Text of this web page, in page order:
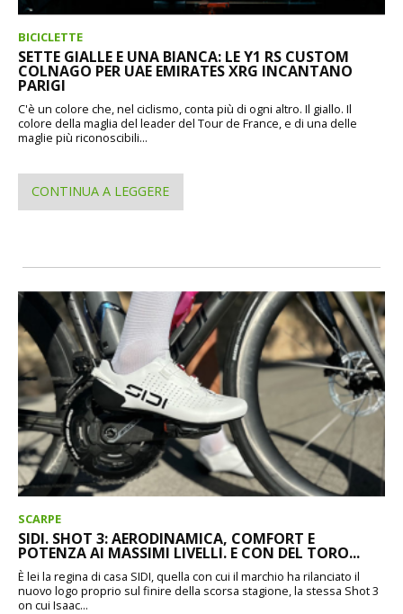
BICICLETTE
SETTE GIALLE E UNA BIANCA: LE Y1 RS CUSTOM
COLNAGO PER UAE EMIRATES XRG INCANTANO
PARIGI
C'è un colore che, nel ciclismo, conta più di ogni altro. Il giallo. Il
colore della maglia del leader del Tour de France, e di una delle
maglie più riconoscibili...
CONTINUA A LEGGERE
SCARPE
SIDI. SHOT 3: AERODINAMICA, COMFORT E
POTENZA AI MASSIMI LIVELLI. E CON DEL TORO...
È lei la regina di casa SIDI, quella con cui il marchio ha rilanciato il
nuovo logo proprio sul finire della scorsa stagione, la stessa Shot 3
on cui Isaac...